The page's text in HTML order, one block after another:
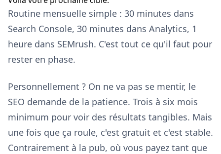
Routine mensuelle simple : 30 minutes dans
Search Console, 30 minutes dans Analytics, 1
heure dans SEMrush. C'est tout ce qu'il faut pour
rester en phase.
Personnellement ? On ne va pas se mentir, le
SEO demande de la patience. Trois à six mois
minimum pour voir des résultats tangibles. Mais
une fois que ça roule, c'est gratuit et c'est stable.
Contrairement à la pub, où vous payez tant que